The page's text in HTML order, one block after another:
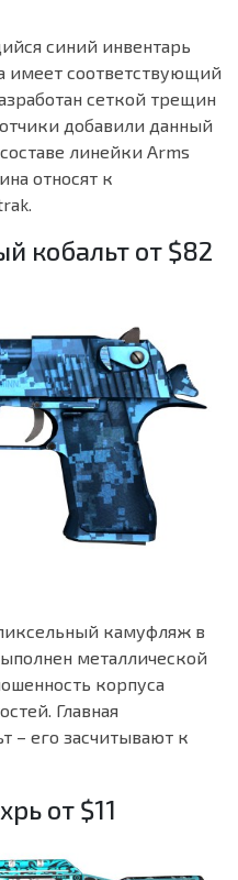
синий инвентарь
имеет соответствующий
сеткой трещин
добавили данный
линейки Arms
относят к
кобальт от $82
камуфляж в
металлической
корпуса
Главная
– его засчитывают к
от $11